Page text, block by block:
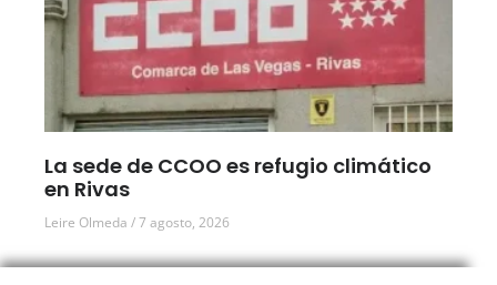
La sede de CCOO es refugio climático
en Rivas
Leire Olmeda 7 agosto, 2026